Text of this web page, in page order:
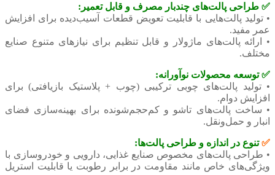
✅ طراحی پالت‌های چندبار مصرف و قابل تعمیر:
• تولید پالت‌هایی با قابلیت تعویض قطعات آسیب‌دیده برای افزایش
عمر مفید.
• ارائه پالت‌های ماژولار و قابل تنظیم برای نیازهای متنوع صنایع
مختلف.
✅ توسعه محصولات نوآورانه:
• تولید پالت‌های چوبی ترکیبی (چوب + پلاستیک بازیافتی) برای
افزایش دوام.
• ساخت پالت‌های تاشو و کم‌حجم‌شونده برای بهینه‌سازی فضای
انبار و حمل‌ونقل.
✅تنوع در اندازه و طراحی پالت‌ها:
• طراحی پالت‌های مخصوص صنایع غذایی، دارویی و خودروسازی با
ویژگی‌های خاص مانند مقاومت در برابر رطوبت یا قابلیت استریل